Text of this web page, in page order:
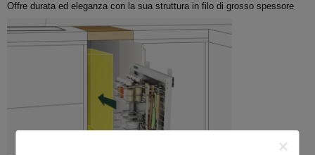
Offre durata ed eleganza con la sua struttura in filo di grosso spessore